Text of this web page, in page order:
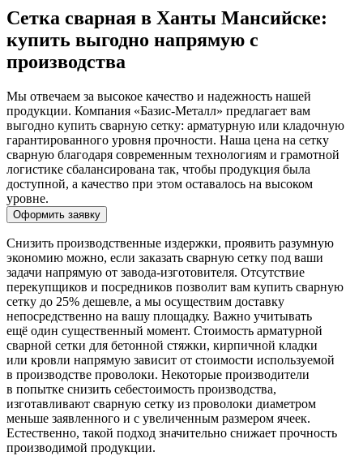
Сетка сварная в Ханты Мансийске:
купить выгодно напрямую с
производства
Мы отвечаем за высокое качество и надежность нашей
продукции. Компания «Базис-Металл» предлагает вам
выгодно купить сварную сетку: арматурную или кладочную
гарантированного уровня прочности. Наша цена на сетку
сварную благодаря современным технологиям и грамотной
логистике сбалансирована так, чтобы продукция была
доступной, а качество при этом оставалось на высоком
уровне.
Оформить заявку
Снизить производственные издержки, проявить разумную
экономию можно, если заказать сварную сетку под ваши
задачи напрямую от завода-изготовителя. Отсутствие
перекупщиков и посредников позволит вам купить сварную
сетку до 25% дешевле, а мы осуществим доставку
непосредственно на вашу площадку. Важно учитывать
ещё один существенный момент. Стоимость арматурной
сварной сетки для бетонной стяжки, кирпичной кладки
или кровли напрямую зависит от стоимости используемой
в производстве проволоки. Некоторые производители
в попытке снизить себестоимость производства,
изготавливают сварную сетку из проволоки диаметром
меньше заявленного и с увеличенным размером ячеек.
Естественно, такой подход значительно снижает прочность
производимой продукции.